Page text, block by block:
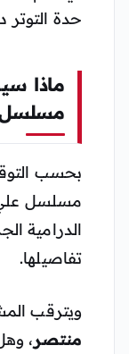
حدة التوتر
مسلسل
مسلسل
الدرامية
تفاصيلها.
ويترقب
منتصر،